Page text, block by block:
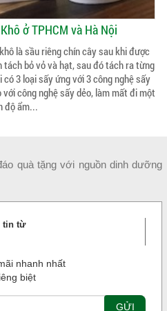
ở TPHCM và Hà Nội
là sầu riêng chín cây sau khi được
bỏ vỏ và hạt, sau đó tách ra từng
3 loại sấy ứng với 3 công nghệ sấy
công nghệ sấy dẻo, làm mất đi một
độ ẩm...
quà tặng với nguồn dinh dưỡng
tin từ
nhanh nhất
biệt